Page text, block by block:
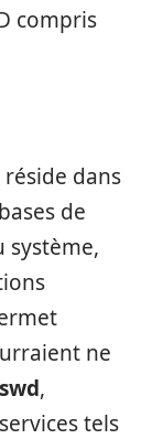
compris
réside dans
de
système,
ne
,
tels